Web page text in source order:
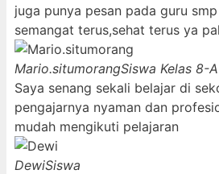
juga punya pesan pada guru
semangat terus,sehat terus ya
Mario.situmorangSiswa Kelas 8-A
Saya senang sekali belajar di
pengajarnya nyaman dan
mudah mengikuti pelajaran
DewiSiswa